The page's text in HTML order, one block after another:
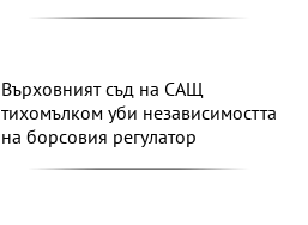
Върховният съд на САЩ
тихомълком уби независимостта
на борсовия регулатор